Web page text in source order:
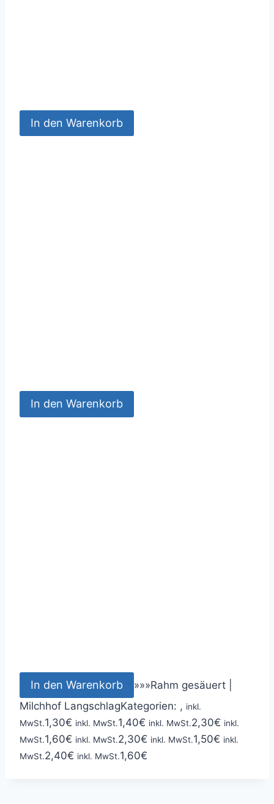
In den Warenkorb
In den Warenkorb
In den Warenkorb »»»Rahm gesäuert |
Milchhof LangschlagKategorien: , inkl.
MwSt.1,30€ inkl. MwSt.1,40€ inkl. MwSt.2,30€ inkl.
MwSt.1,60€ inkl. MwSt.2,30€ inkl. MwSt.1,50€ inkl.
MwSt.2,40€ inkl. MwSt.1,60€